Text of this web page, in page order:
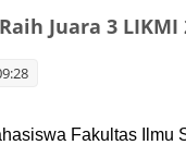
Juara 3 LIKMI
Fakultas Ilmu